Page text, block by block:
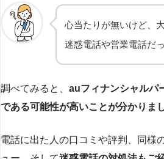
心当たりが無いけど、
迷惑電話や営業電話だ
調べてみると、 auフィナンシャルパ
である可能性が高いことが分かりまし
電話に出た人の口コミや評判、同様